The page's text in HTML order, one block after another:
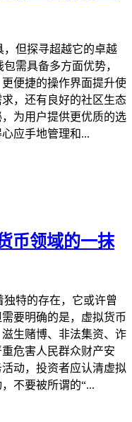
，但探寻超越它的卓越
需具备多方面优势，
便捷的操作界面提升使
，还有良好的社区生态
为用户提供更优质的选
应手地管理和...
币领域的一抹
特的存在，它或许曾
要明确的是，虚拟货币
生赌博、非法集资、诈
危害人民群众财产安
动，投资者应认清虚拟
不要被所谓的“...